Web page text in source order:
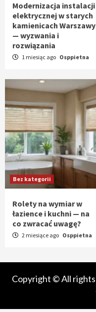
Modernizacja instalacji
elektrycznej w starych
kamienicach Warszawy
— wyzwania i
rozwiązania
1 miesiąc ago Osppietna
Bez kategorii
Rolety na wymiar w
łazience i kuchni — na
co zwracać uwagę?
2 miesiące ago Osppietna
Copyright © All